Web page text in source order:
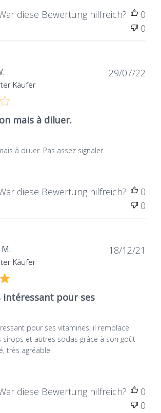
diese Bewertung hilfreich?
0
0
Käufer
mais à diluer.
à diluer. Pas assez signaler.
29/07/22
diese Bewertung hilfreich?
0
0
Käufer
pour ses
pour ses vitamines; il remplace
sirops et autres sodas grâce à son goût
très agréable.
18/12/21
diese Bewertung hilfreich?
0
0